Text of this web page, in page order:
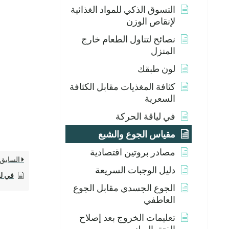
التسوق الذكي للمواد الغذائية
لإنقاص الوزن
نصائح لتناول الطعام خارج
المنزل
لون طبقك
كثافة المغذيات مقابل الكثافة
السعرية
في لياقة الحركة
مقياس الجوع والشبع
مصادر بروتين اقتصادية
دليل الوجبات السريعة
الجوع الجسدي مقابل الجوع
العاطفي
تعليمات الخروج بعد إصلاح
السابق
في